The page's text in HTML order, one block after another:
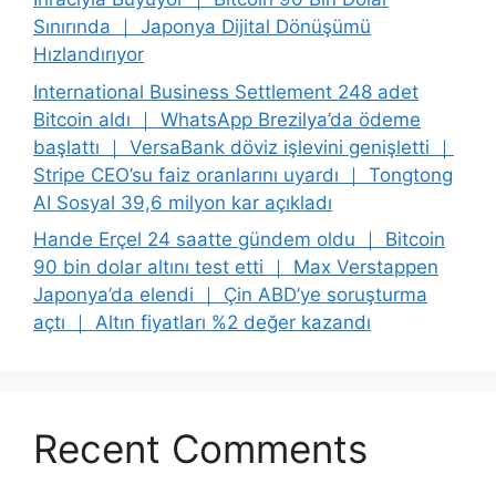
Sınırında ｜ Japonya Dijital Dönüşümü
Hızlandırıyor
International Business Settlement 248 adet
Bitcoin aldı ｜ WhatsApp Brezilya’da ödeme
başlattı ｜ VersaBank döviz işlevini genişletti ｜
Stripe CEO’su faiz oranlarını uyardı ｜ Tongtong
AI Sosyal 39,6 milyon kar açıkladı
Hande Erçel 24 saatte gündem oldu ｜ Bitcoin
90 bin dolar altını test etti ｜ Max Verstappen
Japonya’da elendi ｜ Çin ABD’ye soruşturma
açtı ｜ Altın fiyatları %2 değer kazandı
Recent Comments